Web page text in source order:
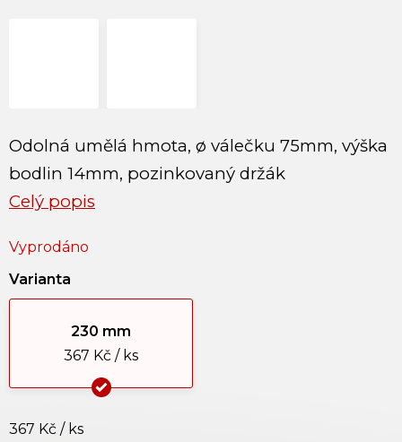
Odolná umělá hmota, ø válečku 75mm, výška
bodlin 14mm, pozinkovaný držák
Celý popis
Varianta
230 mm
367 Kč / ks
367 Kč / ks
Vyprodáno